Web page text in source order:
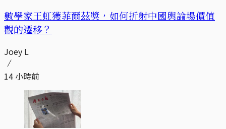
數學家王虹獲菲爾茲獎，如何折射中國輿論場價值
觀的遷移？
Joey L
14 小時前